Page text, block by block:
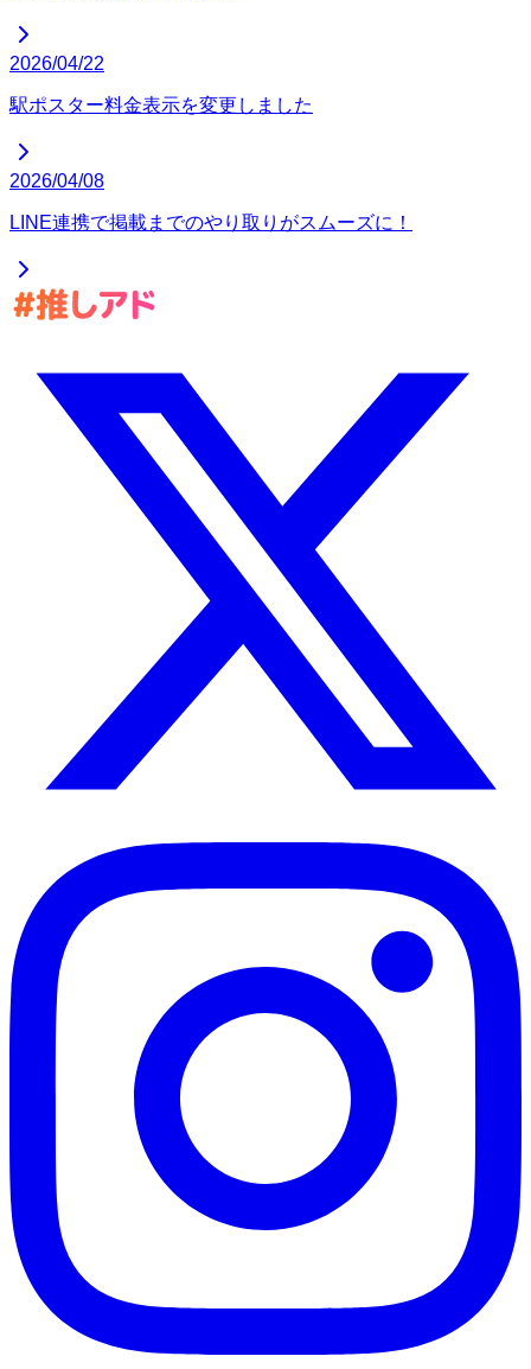
2026/04/22
駅ポスター料金表示を変更しました
2026/04/08
LINE連携で掲載までのやり取りがスムーズに！